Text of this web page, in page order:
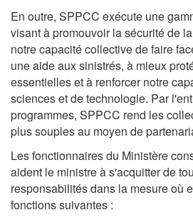
En outre, SPPCC exécute une
visant à promouvoir la sécurité de
notre capacité collective de faire
une aide aux sinistrés, à mieux
essentielles et à renforcer notre
sciences et de technologie. Par
programmes, SPPCC rend les
plus souples au moyen de
Les fonctionnaires du Ministère
aident le ministre à s'acquitter de
responsabilités dans la mesure où
fonctions suivantes :